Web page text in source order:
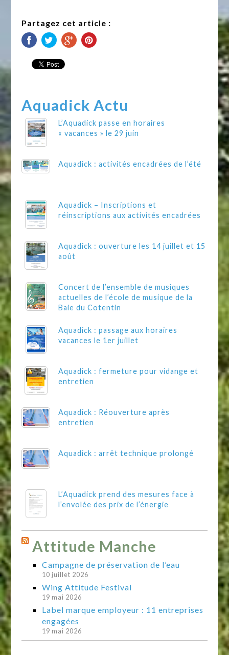
Partagez cet article :
Aquadick Actu
L’Aquadick passe en horaires
« vacances » le 29 juin
Aquadick : activités encadrées de l’été
Aquadick – Inscriptions et
réinscriptions aux activités encadrées
Aquadick : ouverture les 14 juillet et 15
août
Concert de l’ensemble de musiques
actuelles de l’école de musique de la
Baie du Cotentin
Aquadick : passage aux horaires
vacances le 1er juillet
Aquadick : fermeture pour vidange et
entretien
Aquadick : Réouverture après
entretien
Aquadick : arrêt technique prolongé
L’Aquadick prend des mesures face à
l’envolée des prix de l’énergie
Attitude Manche
Campagne de préservation de l’eau
10 juillet 2026
Wing Attitude Festival
19 mai 2026
Label marque employeur : 11 entreprises
engagées
19 mai 2026